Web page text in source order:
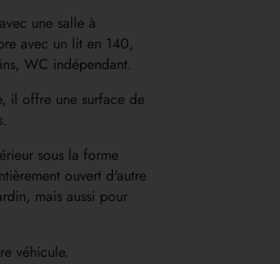
une salle à
avec un lit en 140,
WC indépendant.
il offre une surface de
sous la forme
ouvert d'autre
mais aussi pour
véhicule.